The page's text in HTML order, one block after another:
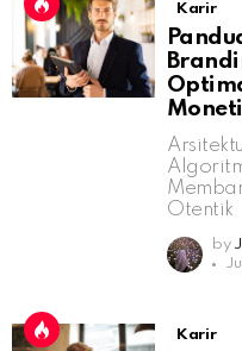
Karir
Otentik
by
Karir